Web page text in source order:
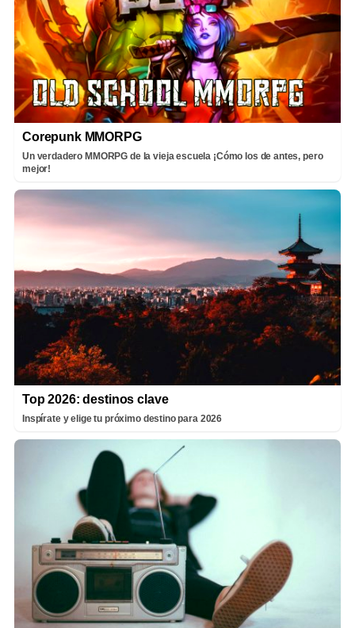
Corepunk MMORPG
Un verdadero MMORPG de la vieja escuela ¡Cómo los de antes, pero
mejor!
Top 2026: destinos clave
Inspírate y elige tu próximo destino para 2026